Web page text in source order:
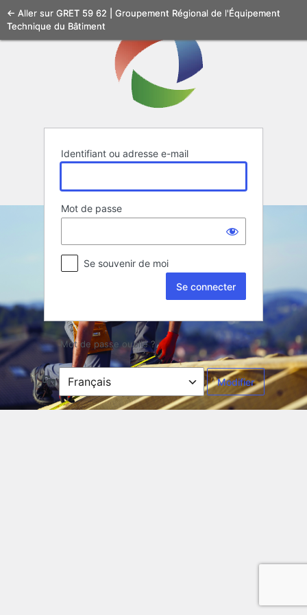
Se
connecter
Identifiant ou adresse e-mail
Mot de passe
Se souvenir de moi
Mot de passe oublié ?
← Aller sur GRET 59 62 | Groupement Régional de l'Équipement
Technique du Bâtiment
Langue